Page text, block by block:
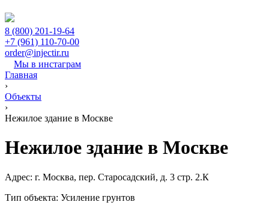
8 (800) 201-19-64
+7 (961) 110-70-00
order@injectir.ru
Мы в инстаграм
Главная
›
Объекты
›
Нежилое здание в Москве
Нежилое здание в Москве
Адрес: г. Москва, пер. Старосадский, д. 3 стр. 2.К
Тип объекта: Усиление грунтов